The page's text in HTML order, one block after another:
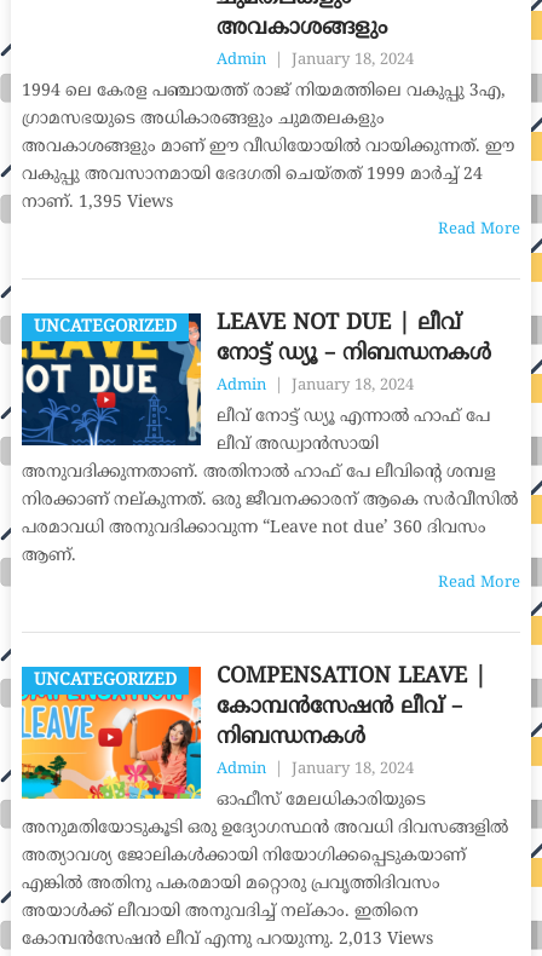
അവകാശങ്ങളും
Admin January 18, 2024
1994 ലെ കേരള പഞ്ചായത്ത് രാജ് നിയമത്തിലെ വകുപ്പു 3എ,
ഗ്രാമസഭയുടെ അധികാരങ്ങളും ചുമതലകളും
അവകാശങ്ങളും മാണ് ഈ വീഡിയോയിൽ വായിക്കുന്നത്. ഈ
വകുപ്പു അവസാനമായി ഭേദഗതി ചെയ്തത് 1999 മാർച്ച് 24
നാണ്. 1,395 Views
Read More
UNCATEGORIZED
LEAVE NOT DUE | ലീവ്
നോട്ട് ഡ്യൂ – നിബന്ധനകൾ
Admin January 18, 2024
ലീവ് നോട്ട് ഡ്യൂ എന്നാൽ ഹാഫ് പേ
ലീവ് അഡ്വാൻസായി
അനുവദിക്കുന്നതാണ്. അതിനാൽ ഹാഫ് പേ ലീവിന്റെ ശമ്പള
നിരക്കാണ് നല്കുന്നത്. ഒരു ജീവനക്കാരന് ആകെ സർവീസിൽ
പരമാവധി അനുവദിക്കാവുന്ന “Leave not due’ 360 ദിവസം
ആണ്.
Read More
UNCATEGORIZED
COMPENSATION LEAVE |
കോമ്പൻസേഷൻ ലീവ് –
നിബന്ധനകൾ
Admin January 18, 2024
ഓഫീസ് മേലധികാരിയുടെ
അനുമതിയോടുകൂടി ഒരു ഉദ്യോഗസ്ഥൻ അവധി ദിവസങ്ങളിൽ
അത്യാവശ്യ ജോലികൾക്കായി നിയോഗിക്കപ്പെടുകയാണ്
എങ്കിൽ അതിനു പകരമായി മറ്റൊരു പ്രവൃത്തിദിവസം
അയാൾക്ക് ലീവായി അനുവദിച്ച് നല്കാം. ഇതിനെ
കോമ്പൻസേഷൻ ലീവ് എന്നു പറയുന്നു. 2,013 Views